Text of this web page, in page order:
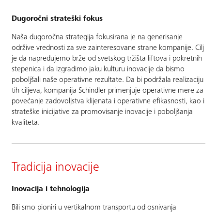
Dugoročni strateški fokus
Naša dugoročna strategija fokusirana je na generisanje
održive vrednosti za sve zainteresovane strane kompanije. Cilj
je da napredujemo brže od svetskog tržišta liftova i pokretnih
stepenica i da izgradimo jaku kulturu inovacije da bismo
poboljšali naše operativne rezultate. Da bi podržala realizaciju
tih ciljeva, kompanija Schindler primenjuje operativne mere za
povećanje zadovoljstva klijenata i operativne efikasnosti, kao i
strateške inicijative za promovisanje inovacije i poboljšanja
kvaliteta.
Tradicija inovacije
Inovacija i tehnologija
Bili smo pioniri u vertikalnom transportu od osnivanja